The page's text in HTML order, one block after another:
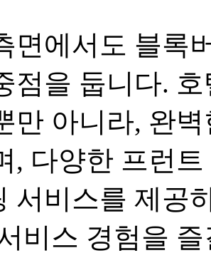
면에서도 블록
점을 둡니다.
만 아니라, 완
, 다양한 프런
서비스를 제공
비스 경험을